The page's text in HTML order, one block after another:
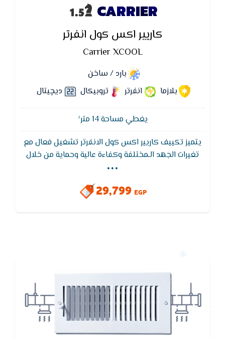
CARRIER
كاريير اكس كول انفرتر
Carrier XCOOL
بارد / ساخن
بلازما
انفرتر تروبيكال ديچيتال
يغطي مساحة 14 متر²
يتميز تكييف كاريير اكس كول الانفرتر تشغيل فعال مع
تغيرات الجهد الـمختلفة وكفاءة عالية وحماية من خلال
وحدة التحكم الكهربائية الرئيسية الذكية التي تعمل على
تحسين الأداء بفضل قدرتها على تحمل تغيرات الجهد من
165 فولت إلى 265 فولت
...
29,799 EGP